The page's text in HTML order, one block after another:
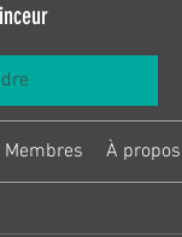
Membres À propos